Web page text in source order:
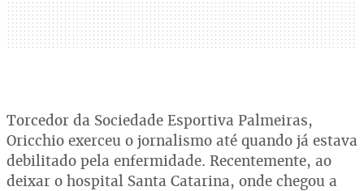
Torcedor da Sociedade Esportiva Palmeiras,
Oricchio exerceu o jornalismo até quando já estava
debilitado pela enfermidade. Recentemente, ao
deixar o hospital Santa Catarina, onde chegou a